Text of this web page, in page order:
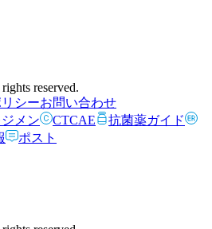
reserved.
シーお問い合わせ
ジメン CTCAE
抗菌薬ガイド
ポスト